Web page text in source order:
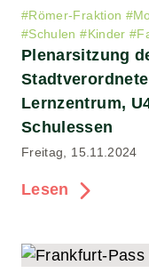
#Römer-Fraktion #
#Schulen #Kinder #
Plenarsitzung
Lernzentrum,
Schulessen
Freitag, 15.11.2024
Lesen